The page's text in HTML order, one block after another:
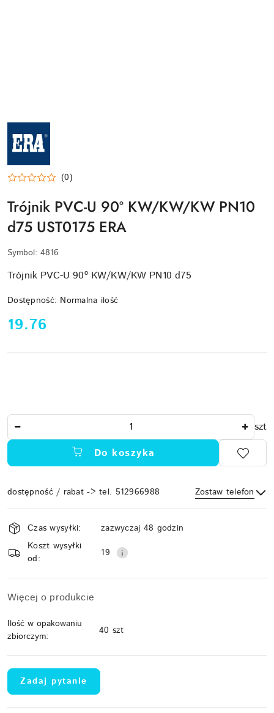
NAZWA
PRODUCENTA:
ERA
(0)
Trójnik PVC-U 90º KW/KW/KW PN10
d75 UST0175 ERA
Symbol: 4816
Trójnik PVC-U 90º KW/KW/KW PN10 d75
Dostępność: Normalna ilość
cena:
19.76
szt
Do koszyka
dostępność / rabat -> tel. 512966988 Zostaw telefon
Wyślij
Dostępność
i
dostawa
Czas wysyłki:
zazwyczaj 48 godzin
Koszt wysyłki
od:
19
Więcej o produkcie
Ilość w opakowaniu
zbiorczym:
40 szt
Zadaj pytanie